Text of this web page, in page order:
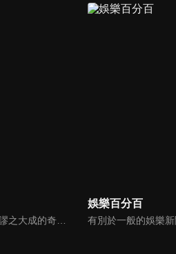
由集智慧與荒謬之大成的奇葩大叔-沈玉琳與話鋒大膽的俏麗甜心-范乙霏(Albee)共同主持。餐桌上趣味橫生，檯面下爾虞我詐，五花八門的另類話題，層出不窮的驚奇爆點，此起彼落的嘻笑怒罵聲道盡人生悲歡離合。邊吃邊聊，將美味與趣味完美結合的吃播新模式。歡迎光琳，敬邀您大駕觀琳！
娛樂百分百